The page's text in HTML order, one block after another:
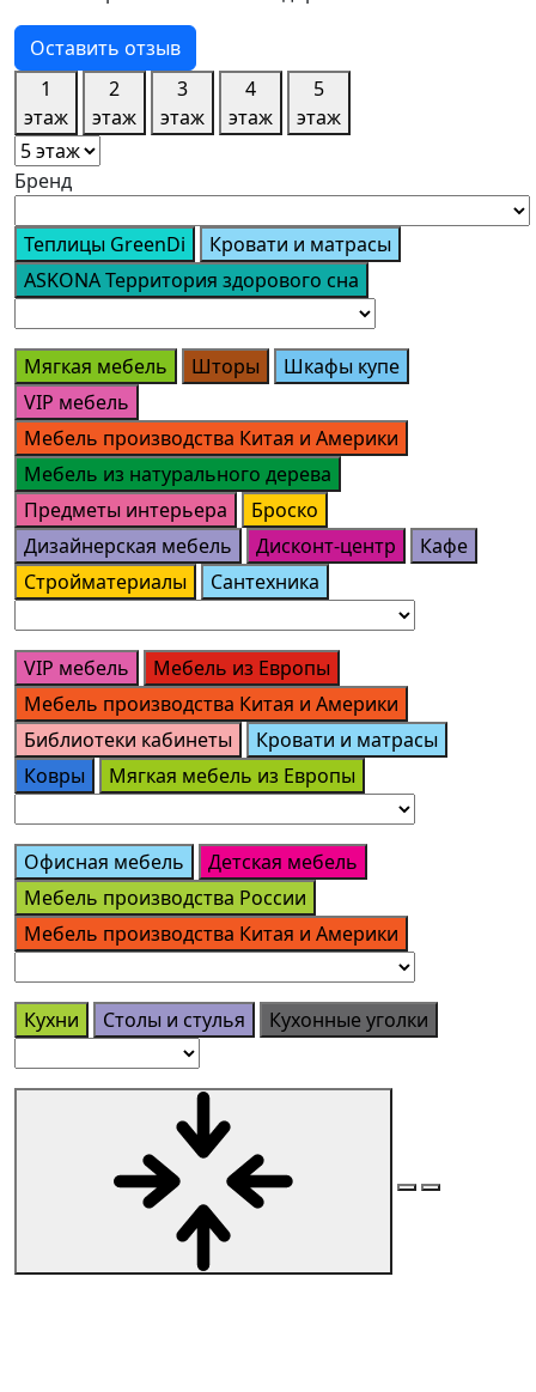
Оставить отзыв
1
этаж
2
этаж
3
этаж
4
этаж
5
этаж
Бренд
Теплицы GreenDi
Кровати и матрасы
ASKONA Территория здорового сна
Мягкая мебель Шторы
Шкафы купе
VIP мебель
Мебель производства Китая и Америки
Мебель из натурального дерева
Предметы интерьера
Броско
Дизайнерская мебель
Дисконт-центр
Кафе
Стройматериалы
Сантехника
VIP мебель
Мебель из Европы
Мебель производства Китая и Америки
Библиотеки кабинеты
Кровати и матрасы
Ковры
Мягкая мебель из Европы
Офисная мебель
Детская мебель
Мебель производства России
Мебель производства Китая и Америки
Кухни Столы и стулья Кухонные уголки